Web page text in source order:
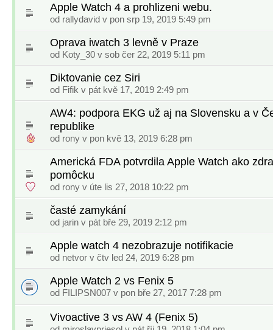
Apple Watch 4 a prohlizeni webu.
od rallydavid v pon srp 19, 2019 5:49 pm
Oprava iwatch 3 levně v Praze
od Koty_30 v sob čer 22, 2019 5:11 pm
Diktovanie cez Siri
od Fifik v pát kvě 17, 2019 2:49 pm
AW4: podpora EKG už aj na Slovensku a v
republike
od rony v pon kvě 13, 2019 6:28 pm
Americká FDA potvrdila Apple Watch ako
pomôcku
od rony v úte lis 27, 2018 10:22 pm
časté zamykání
od jarin v pát bře 29, 2019 2:12 pm
Apple watch 4 nezobrazuje notifikacie
od netvor v čtv led 24, 2019 6:28 pm
Apple Watch 2 vs Fenix 5
od FILIPSN007 v pon bře 27, 2017 7:28 pm
Vivoactive 3 vs AW 4 (Fenix 5)